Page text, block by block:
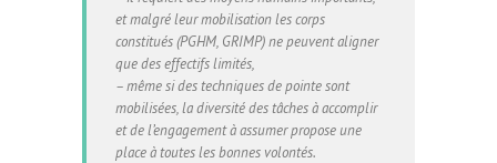
et malgré leur mobilisation les corps
constitués (PGHM, GRIMP) ne peuvent aligner
que des effectifs limités,
– même si des techniques de pointe sont
mobilisées, la diversité des tâches à accomplir
et de l’engagement à assumer propose une
place à toutes les bonnes volontés.